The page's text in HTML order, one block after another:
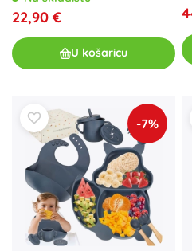
22,90 €
U košaricu
-7%